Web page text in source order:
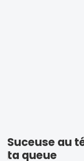
Suceuse au
ta queue